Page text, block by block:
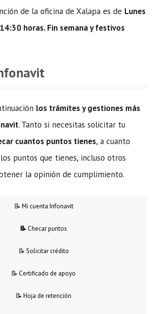
de la oficina de Xalapa es de Lunes
horas. Fin semana y festivos
los trámites y gestiones más
. Tanto si necesitas solicitar tu
cuantos puntos tienes, a cuanto
puntos que tienes, incluso otros
la opinión de cumplimiento.
📝 Mi cuenta Infonavit
📝 Checar puntos
📝 Solicitar crédito
📝 Certificado de apoyo
📝 Hoja de retención